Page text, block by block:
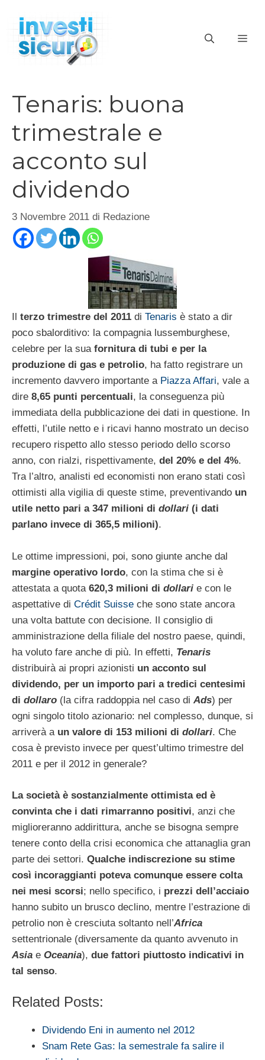
contenuto
Tenaris: buona
trimestrale e
acconto sul
dividendo
3 Novembre 2011 di Redazione
terzo trimestre del 2011 di Tenaris è stato a dir
poco sbalorditivo: la compagnia lussemburghese,
celebre per la sua fornitura di tubi e per la
produzione di gas e petrolio, ha fatto registrare un
incremento davvero importante a Piazza Affari, vale a
dire 8,65 punti percentuali, la conseguenza più
immediata della pubblicazione dei dati in questione. In
effetti, l’utile netto e i ricavi hanno mostrato un deciso
recupero rispetto allo stesso periodo dello scorso
anno, con rialzi, rispettivamente, del 20% e del 4%.
Tra l’altro, analisti ed economisti non erano stati così
ottimisti alla vigilia di queste stime, preventivando un
utile netto pari a 347 milioni di dollari (i dati
parlano invece di 365,5 milioni).
Le ottime impressioni, poi, sono giunte anche dal
margine operativo lordo, con la stima che si è
attestata a quota 620,3 milioni di dollari e con le
aspettative di Crédit Suisse che sono state ancora
una volta battute con decisione. Il consiglio di
amministrazione della filiale del nostro paese, quindi,
ha voluto fare anche di più. In effetti, Tenaris
distribuirà ai propri azionisti un acconto sul
dividendo, per un importo pari a tredici centesimi
di dollaro (la cifra raddoppia nel caso di Ads) per
ogni singolo titolo azionario: nel complesso, dunque, si
arriverà a un valore di 153 milioni di dollari. Che
cosa è previsto invece per quest’ultimo trimestre del
2011 e per il 2012 in generale?
La società è sostanzialmente ottimista ed è
convinta che i dati rimarranno positivi, anzi che
miglioreranno addirittura, anche se bisogna sempre
tenere conto della crisi economica che attanaglia gran
parte dei settori. Qualche indiscrezione su stime
così incoraggianti poteva comunque essere colta
nei mesi scorsi; nello specifico, i prezzi dell’acciaio
hanno subito un brusco declino, mentre l’estrazione di
petrolio non è cresciuta soltanto nell’Africa
settentrionale (diversamente da quanto avvenuto in
Asia e Oceania), due fattori piuttosto indicativi in
tal senso.
Related Posts:
Dividendo Eni in aumento nel 2012
Snam Rete Gas: la semestrale fa salire il